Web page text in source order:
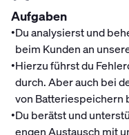
Aufgaben
•Du analysierst und
beim Kunden an
•Hierzu führst du
durch. Aber auch bei
von Batteriespeichern
•Du berätst und
engen Austausch mit